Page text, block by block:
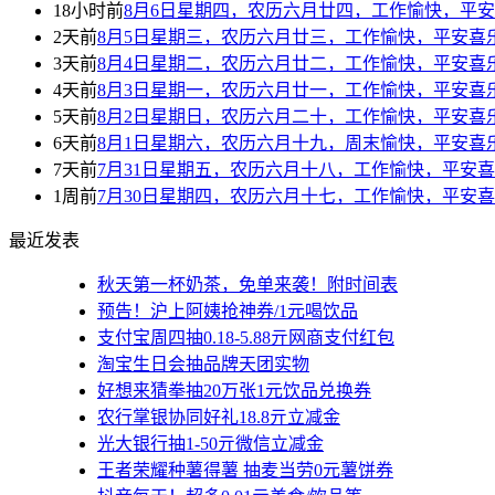
18小时前8月6日星期四，农历六月廿四，工作愉快，平
2天前8月5日星期三，农历六月廿三，工作愉快，平安喜
3天前8月4日星期二，农历六月廿二，工作愉快，平安喜
4天前8月3日星期一，农历六月廿一，工作愉快，平安喜
5天前8月2日星期日，农历六月二十，工作愉快，平安喜
6天前8月1日星期六，农历六月十九，周末愉快，平安喜
7天前7月31日星期五，农历六月十八，工作愉快，平安
1周前7月30日星期四，农历六月十七，工作愉快，平安
最近发表
秋天第一杯奶茶，免单来袭！附时间表
预告！沪上阿姨抢神券/1元喝饮品
支付宝周四抽0.18-5.88亓网商支付红包
淘宝生日会抽品牌天团实物
好想来猜拳抽20万张1元饮品兑换券
农行掌银协同好礼18.8亓立减金
光大银行抽1-50亓微信立减金
王者荣耀种薯得薯 抽麦当劳0元薯饼券